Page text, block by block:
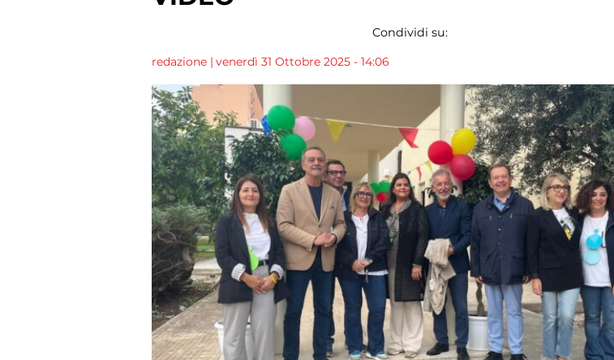
Condividi su:
redazione | venerdì 31 Ottobre 2025 - 14:06